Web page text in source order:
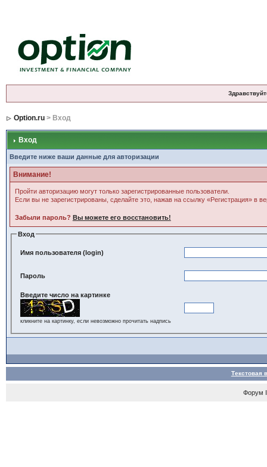
Option.ru> Вход
Вход
Введите ниже ваши данные для авторизации
Внимание!
Пройти авторизацию могут только зарегистрированные пользователи.
Если вы не зарегистрированы, сделайте это, нажав на ссылку «Регистрация» в
Забыли пароль? Вы можете его восстановить!
Вход
Имя пользователя (login)
Пароль
Введите число на картинке
кликните на картинку, если невозможно прочитать надпись
Текстовая
Форум